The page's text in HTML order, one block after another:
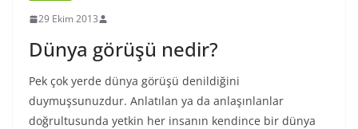
29 Ekim 2013
Dünya görüşü nedir?
Pek çok yerde dünya görüşü denildiğini
duymuşsunuzdur. Anlatılan ya da anlaşınlanlar
doğrultusunda yetkin her insanın kendince bir dünya